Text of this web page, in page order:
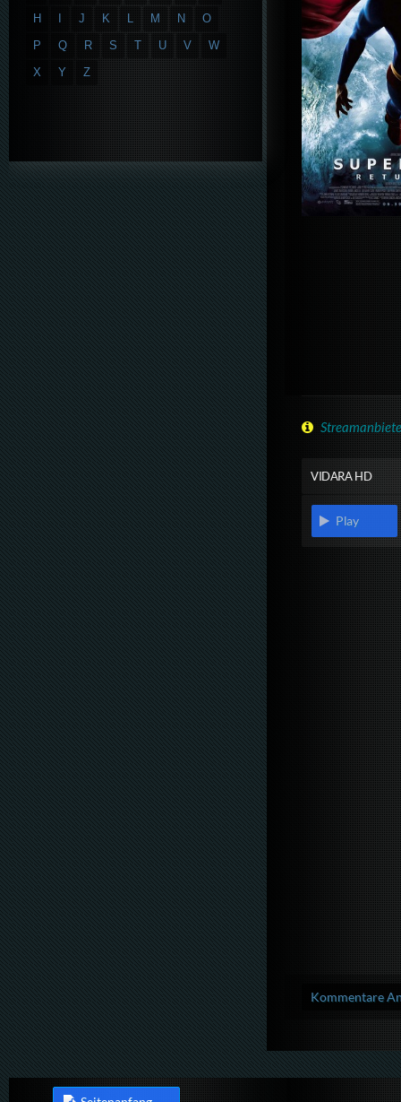
VIDARA HD
Play
Kommentare
H
J K L M N
O
P
Q R S T U V
W
X
Y Z